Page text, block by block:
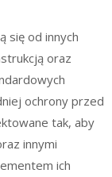
się od innych
oraz
ochrony przed
tak, aby
innymi
ich